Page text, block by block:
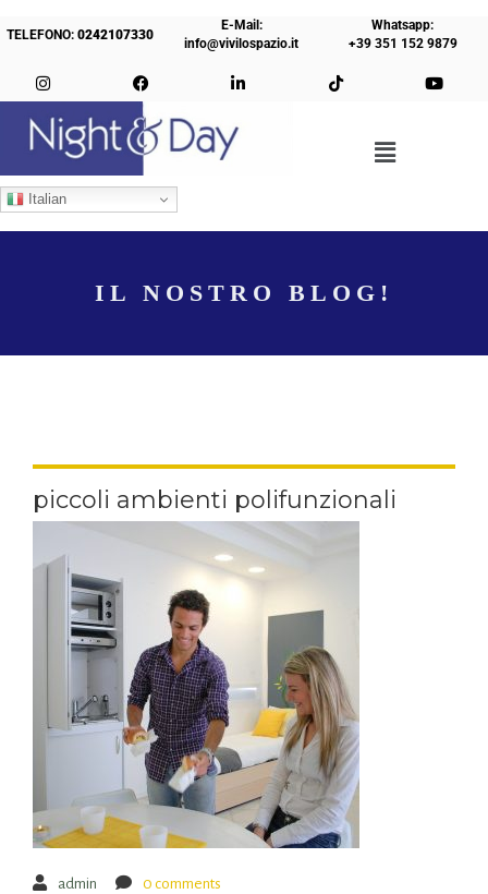
TELEFONO:0242107330
E-Mail:
info@vivilospazio.it
Whatsapp:
+39 351 152 9879
Italian
IL NOSTRO BLOG!
piccoli ambienti polifunzionali
admin 0 comments